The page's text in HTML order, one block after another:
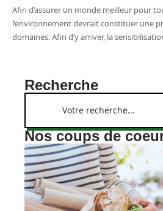
Afin d’assurer un monde meilleur pour
l’environnement devrait constituer une
domaines. Afin d’y arriver, la
Recherche
Nos coups de